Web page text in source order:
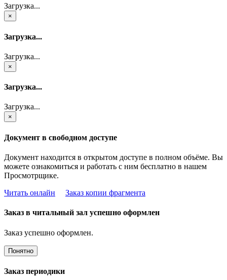
Загрузка...
×
Загрузка...
Загрузка...
×
Загрузка...
Загрузка...
×
Документ в свободном доступе
Документ находится в открытом доступе в полном объёме. Вы
можете ознакомиться и работать с ним бесплатно в нашем
Просмотрщике.
Читать онлайн
Заказ копии фрагмента
Заказ в читальный зал успешно оформлен
Заказ успешно оформлен.
Понятно
Заказ периодики